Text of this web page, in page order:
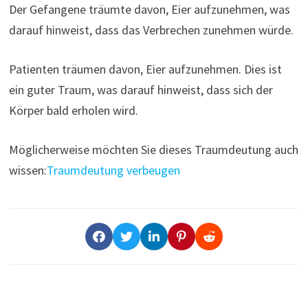
Der Gefangene träumte davon, Eier aufzunehmen, was
darauf hinweist, dass das Verbrechen zunehmen würde.
Patienten träumen davon, Eier aufzunehmen. Dies ist
ein guter Traum, was darauf hinweist, dass sich der
Körper bald erholen wird.
Möglicherweise möchten Sie dieses Traumdeutung auch
wissen:Traumdeutung verbeugen